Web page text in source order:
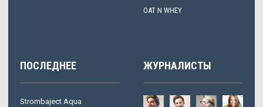
OAT N WHEY
ПОСЛЕДНЕЕ
Strombaject Aqua
ЖУРНАЛИСТЫ